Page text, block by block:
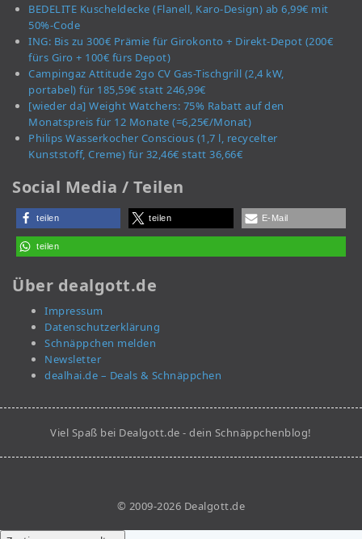
BEDELITE Kuscheldecke (Flanell, Karo-Design) ab 6,99€ mit
50%-Code
ING: Bis zu 300€ Prämie für Girokonto + Direkt-Depot (200€
fürs Giro + 100€ fürs Depot)
Campingaz Attitude 2go CV Gas-Tischgrill (2,4 kW,
portabel) für 185,59€ statt 246,99€
[wieder da] Weight Watchers: 75% Rabatt auf den
Monatspreis für 12 Monate (=6,25€/Monat)
Philips Wasserkocher Conscious (1,7 l, recycelter
Kunststoff, Creme) für 32,46€ statt 36,66€
Social Media / Teilen
teilen teilen E-Mail
teilen
Über dealgott.de
Impressum
Datenschutzerklärung
Schnäppchen melden
Newsletter
dealhai.de – Deals & Schnäppchen
Viel Spaß bei Dealgott.de - dein Schnäppchenblog!
© 2009-2026 Dealgott.de